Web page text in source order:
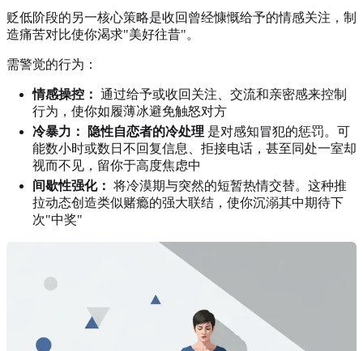
贬低阶段的另一核心策略是收回曾经慷慨给予的情感关注，制
造痛苦对比使你渴求"美好往昔"。
需警觉的行为：
情感操控： 通过给予或收回关注、交流和亲密感来控制
行为，使你如履薄冰避免触怒对方
冷暴力：
隐性自恋者的冷处理 是对感知冒犯的惩罚。可
能数小时或数日不回复信息、拒接电话，甚至同处一室却
视而不见，留你于高度焦虑中
间歇性强化： 将冷漠期与突然的短暂热情交替。这种推
拉动态创造类似赌瘾的强大联结，使你沉溺其中期待下
次"中奖"